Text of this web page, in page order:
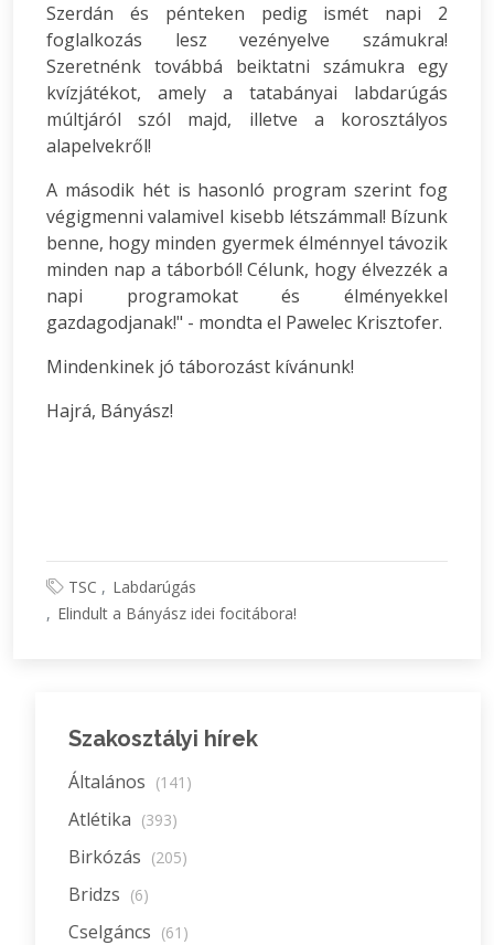
Szerdán és pénteken pedig ismét napi 2
foglalkozás lesz vezényelve számukra!
Szeretnénk továbbá beiktatni számukra egy
kvízjátékot, amely a tatabányai labdarúgás
múltjáról szól majd, illetve a korosztályos
alapelvekről!
A második hét is hasonló program szerint fog
végigmenni valamivel kisebb létszámmal! Bízunk
benne, hogy minden gyermek élménnyel távozik
minden nap a táborból! Célunk, hogy élvezzék a
napi programokat és élményekkel
gazdagodjanak!" - mondta el Pawelec Krisztofer.
Mindenkinek jó táborozást kívánunk!
Hajrá, Bányász!
TSC
Labdarúgás
Elindult a Bányász idei focitábora!
Szakosztályi hírek
Általános (141)
Atlétika (393)
Birkózás (205)
Bridzs (6)
Cselgáncs (61)